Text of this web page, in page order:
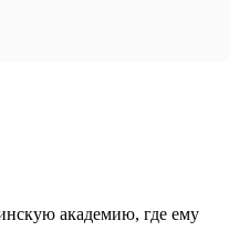
академию, где ему